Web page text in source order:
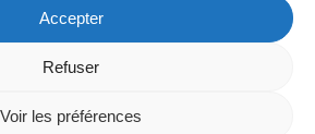
Accepter
Refuser
Voir les préférences